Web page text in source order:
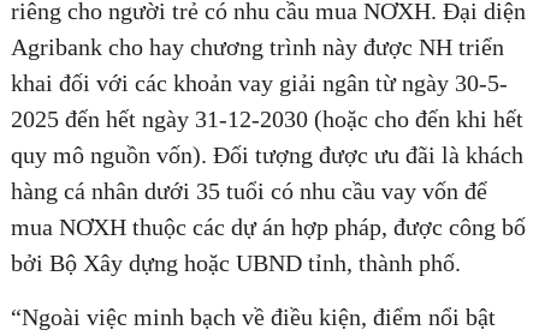
riêng cho người trẻ có nhu cầu mua NƠXH. Đại diện
Agribank cho hay chương trình này được NH triển
khai đối với các khoản vay giải ngân từ ngày 30-5-
2025 đến hết ngày 31-12-2030 (hoặc cho đến khi hết
quy mô nguồn vốn). Đối tượng được ưu đãi là khách
hàng cá nhân dưới 35 tuổi có nhu cầu vay vốn để
mua NƠXH thuộc các dự án hợp pháp, được công bố
bởi Bộ Xây dựng hoặc UBND tỉnh, thành phố.
“Ngoài việc minh bạch về điều kiện, điểm nổi bật